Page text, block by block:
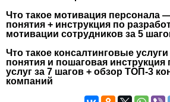
Что такое мотивация персонала
понятия + инструкция по
мотивации сотрудников за 5
Что такое консалтинговые
понятия и пошаговая
услуг за 7 шагов + обзор ТОП-3
компаний